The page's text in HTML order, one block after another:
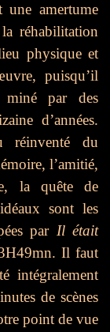
une amertume
réhabilitation
physique et
puisqu’il
miné par des
d’années.
réinventé du
l’amitié,
la quête de
sont les
par Il était
Il faut
intégralement
de scènes
point de vue